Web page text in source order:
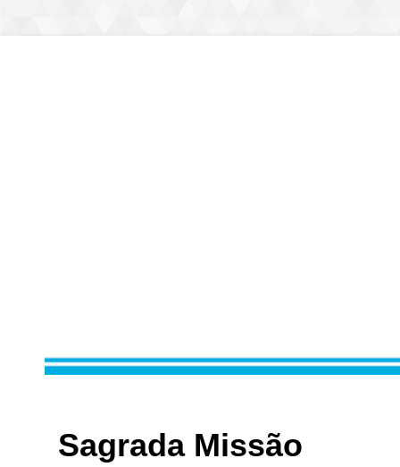
Sagrada Missão